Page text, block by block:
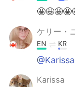
ケリー・
EN KR
@Karissa
Karissa